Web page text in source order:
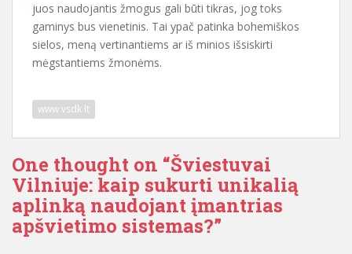
juos naudojantis žmogus gali būti tikras, jog toks
gaminys bus vienetinis. Tai ypač patinka bohemiškos
sielos, meną vertinantiems ar iš minios išsiskirti
mėgstantiems žmonėms.
www vsdk lt
One thought on “Šviestuvai
Vilniuje: kaip sukurti unikalią
aplinką naudojant įmantrias
apšvietimo sistemas?”